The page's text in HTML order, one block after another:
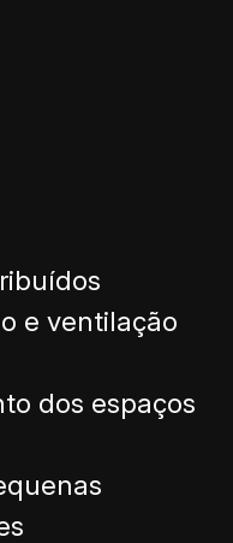
e ventilação
dos espaços